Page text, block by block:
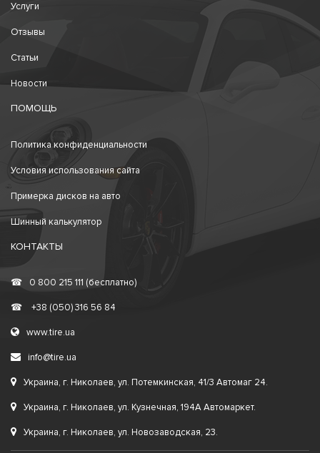
Услуги
Отзывы
Статьи
Новости
ПОМОЩЬ
Политика конфиденциальности
Условия использования сайта
Примерка дисков на авто
Шинный калькулятор
КОНТАКТЫ
☎ 0 800 215 111 (бесплатно)
☎ +38 (050) 316 56 84
www.tire.ua
info@tire.ua
Украина, г. Николаев, ул. Потемкинская, 41/3 Автомаг 24.
Украина, г. Николаев, ул. Кузнечная, 194А Автомаркет.
Украина, г. Николаев, ул. Новозаводская, 23.